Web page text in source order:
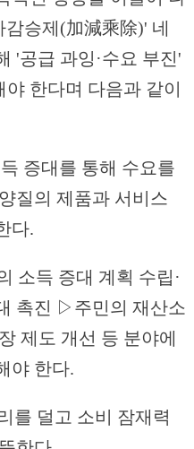
승제(加減乘除)' 네
'공급 과잉·수요 부진'
한다며 다음과 같이
증대를 통해 수요를
질의 제품과 서비스
다.
소득 증대 계획 수립·
촉진 ▷주민의 재산소
제도 개선 등 분야에
야 한다.
를 덜고 소비 잠재력